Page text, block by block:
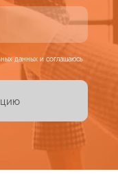
данных и соглашаюсь